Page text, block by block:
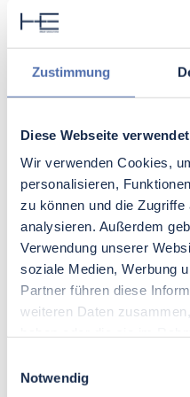
Zustimmung
Diese Webseite
Wir verwenden Cookies,
personalisieren,
zu können und die
analysieren. Außerdem
Verwendung unserer
soziale Medien, Werbung
Partner führen diese
weiteren Daten
Notwendig
ist die H+E Gruppe
Unternehmen bei der
zuverlässiger
reduzieren diese
Ressourceneinsatz
Marktreichweite und
Kunden signifikant.
Flexibilität durch
Bewegungstechnik
Bewegungstechnik
beste Wahl.
H+E Gruppe
der Bedarf, kann das